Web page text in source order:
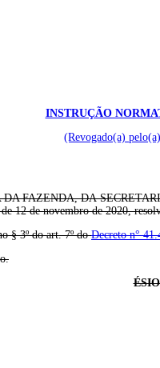
INSTRUÇÃO
(Revogado(a)
FAZENDA, DA
12 de novembro de 2020,
§ 3º do art. 7º doDecreto n°